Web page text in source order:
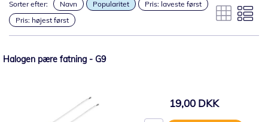
Sorter efter: Navn Popularitet
Pris: laveste først
Pris: højest først
Halogen pære fatning - G9
19,00 DKK